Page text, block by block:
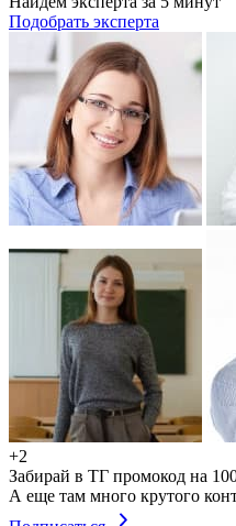
Подобрать эксперта
+2
Забирай в ТГ промокод на
А еще там много крутого